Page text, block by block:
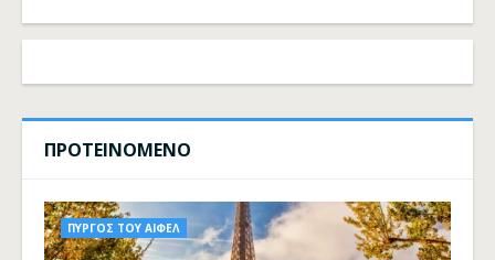
ΠΡΟΤΕΙΝΟΜΕΝΟ
ΠΥΡΓΟΣ ΤΟΥ ΑΙΦΕΛ